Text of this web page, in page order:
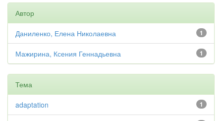
Автор
1
Даниленко, Елена Николаевна
1
Мажирина, Ксения Геннадьевна
Тема
1
adaptation